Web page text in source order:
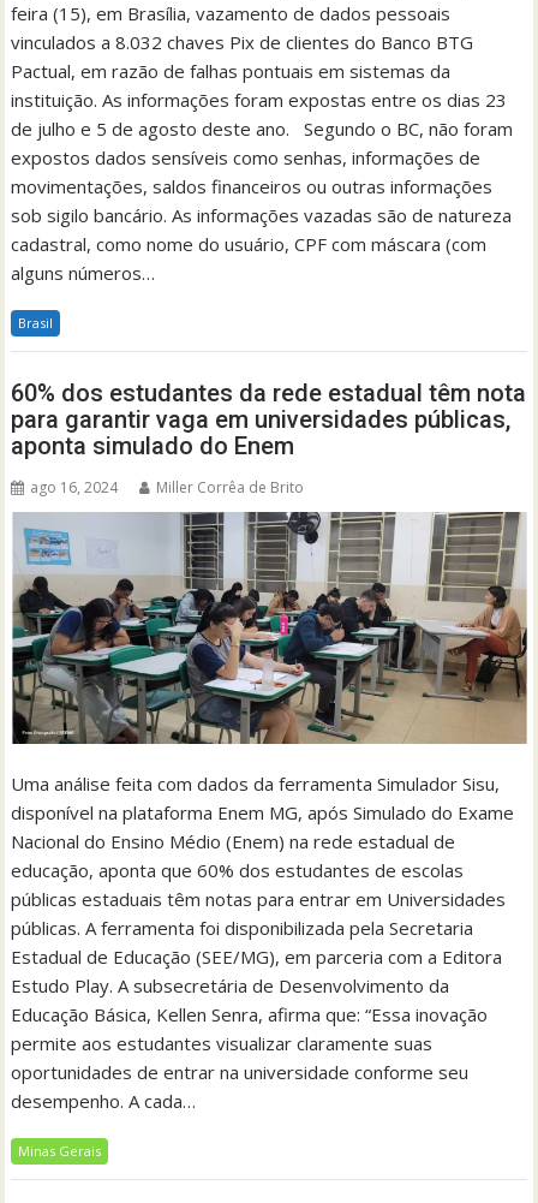
feira (15), em Brasília, vazamento de dados pessoais
vinculados a 8.032 chaves Pix de clientes do Banco BTG
Pactual, em razão de falhas pontuais em sistemas da
instituição. As informações foram expostas entre os dias 23
de julho e 5 de agosto deste ano. Segundo o BC, não foram
expostos dados sensíveis como senhas, informações de
movimentações, saldos financeiros ou outras informações
sob sigilo bancário. As informações vazadas são de natureza
cadastral, como nome do usuário, CPF com máscara (com
alguns números…
Brasil
60% dos estudantes da rede estadual têm nota
para garantir vaga em universidades públicas,
aponta simulado do Enem
ago 16, 2024 Miller Corrêa de Brito
Uma análise feita com dados da ferramenta Simulador Sisu,
disponível na plataforma Enem MG, após Simulado do Exame
Nacional do Ensino Médio (Enem) na rede estadual de
educação, aponta que 60% dos estudantes de escolas
públicas estaduais têm notas para entrar em Universidades
públicas. A ferramenta foi disponibilizada pela Secretaria
Estadual de Educação (SEE/MG), em parceria com a Editora
Estudo Play. A subsecretária de Desenvolvimento da
Educação Básica, Kellen Senra, afirma que: “Essa inovação
permite aos estudantes visualizar claramente suas
oportunidades de entrar na universidade conforme seu
desempenho. A cada…
Minas Gerais